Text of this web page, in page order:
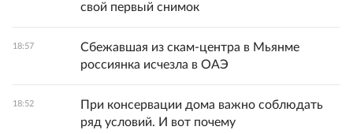
свой первый снимок
18:57
Сбежавшая из скам-центра в Мьянме
россиянка исчезла в ОАЭ
18:52
При консервации дома важно соблюдать
ряд условий. И вот почему